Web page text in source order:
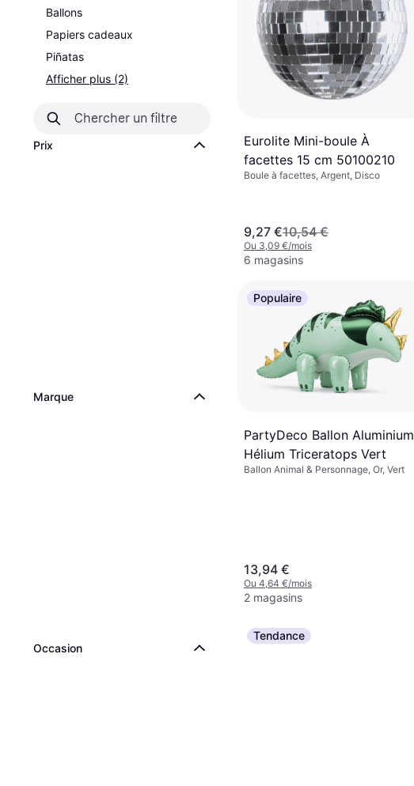
Ballons
Papiers cadeaux
Piñatas
Afficher plus (2)
Prix
Marque
Occasion
Eurolite Mini-boule À
facettes 15 cm 50100210
Boule à facettes, Argent, Disco
9,27 €10,54 €
Ou 3,09 €/mois
6 magasins
Populaire
PartyDeco Ballon Aluminium
Hélium Triceratops Vert
Ballon Animal & Personnage, Or, Vert
13,94 €
Ou 4,64 €/mois
2 magasins
Tendance